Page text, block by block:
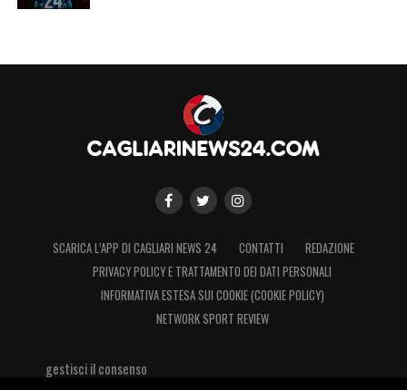
SCARICA L’APP DI CAGLIARI NEWS 24 CONTATTI
REDAZIONE
PRIVACY POLICY E TRATTAMENTO DEI DATI PERSONALI
INFORMATIVA ESTESA SUI COOKIE (COOKIE POLICY)
NETWORK SPORT REVIEW
gestisci il consenso